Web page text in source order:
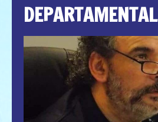
DEPARTAMENTAL